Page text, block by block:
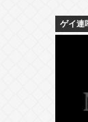
ゲイ連